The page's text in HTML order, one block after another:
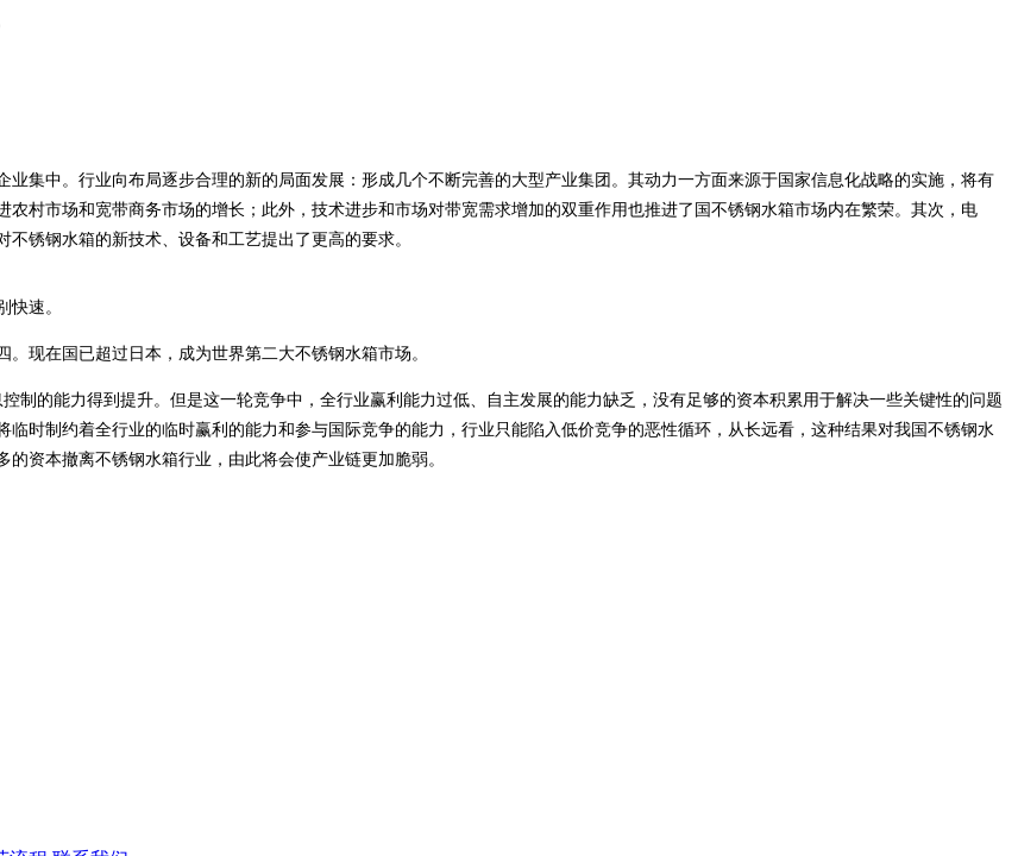
集中。行业向布局逐步合理的新的局面发展：形成几个不断完善的大型产业集团。其动力一方面来源于国家信息化战略的实施，将有
村市场和宽带商务市场的增长；此外，技术进步和市场对带宽需求增加的双重作用也推进了国不锈钢水箱市场内在繁荣。其次，电
锈钢水箱的新技术、设备和工艺提出了更高的要求。
快速。
现在国已超过日本，成为世界第二大不锈钢水箱市场。
制的能力得到提升。但是这一轮竞争中，全行业赢利能力过低、自主发展的能力缺乏，没有足够的资本积累用于解决一些关键性的问题
时制约着全行业的临时赢利的能力和参与国际竞争的能力，行业只能陷入低价竞争的恶性循环，从长远看，这种结果对我国不锈钢水
资本撤离不锈钢水箱行业，由此将会使产业链更加脆弱。